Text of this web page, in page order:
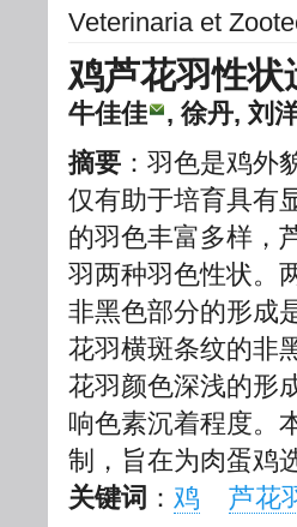
Veterinaria et
鸡芦花羽性状
牛佳佳
, 徐丹, 刘
摘要 ：羽色是鸡外
仅有助于培育具有
的羽色丰富多样，
羽两种羽色性状。
非黑色部分的形成
花羽横斑条纹的非
花羽颜色深浅的形
响色素沉着程度。
制，旨在为肉蛋鸡
关键词 ： 鸡 芦花